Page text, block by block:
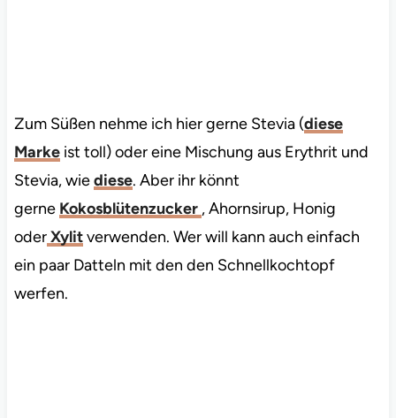
Zum Süßen nehme ich hier gerne Stevia (diese
Markeist toll) oder eine Mischung aus Erythrit und
Stevia, wiediese. Aber ihr könnt
gerne Kokosblütenzucker , Ahornsirup, Honig
oderXylitverwenden. Wer will kann auch einfach
ein paar Datteln mit den den Schnellkochtopf
werfen.